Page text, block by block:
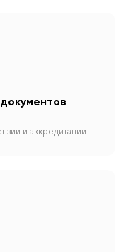
и аккредитации